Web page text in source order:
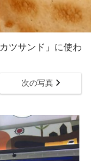
ツサンド」に使わ
次の写真